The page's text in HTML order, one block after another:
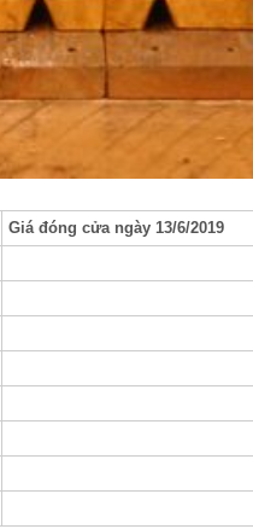
Giá đóng cửa ngày 13/6/2019